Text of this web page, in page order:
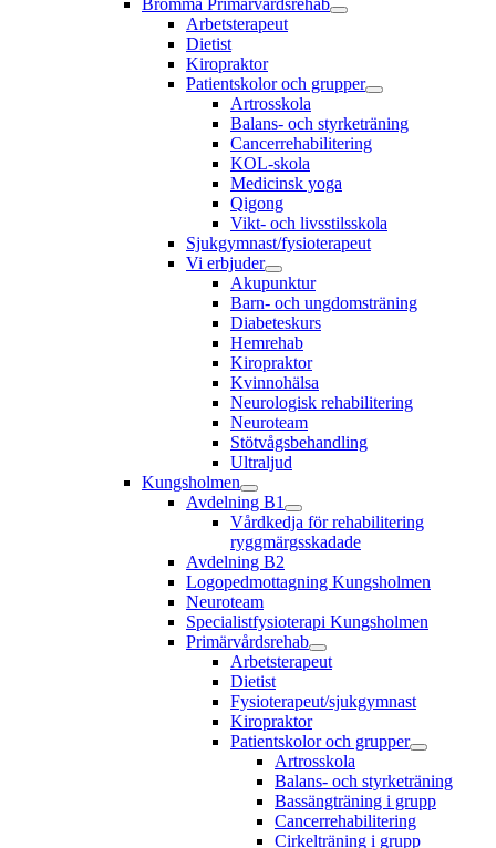
Bromma Primärvårdsrehab
Arbetsterapeut
Dietist
Kiropraktor
Patientskolor och grupper
Artrosskola
Balans- och styrketräning
Cancerrehabilitering
KOL-skola
Medicinsk yoga
Qigong
Vikt- och livsstilsskola
Sjukgymnast/fysioterapeut
Vi erbjuder
Akupunktur
Barn- och ungdomsträning
Diabeteskurs
Hemrehab
Kiropraktor
Kvinnohälsa
Neurologisk rehabilitering
Neuroteam
Stötvågsbehandling
Ultraljud
Kungsholmen
Avdelning B1
Vårdkedja för rehabilitering
ryggmärgsskadade
Avdelning B2
Logopedmottagning Kungsholmen
Neuroteam
Specialistfysioterapi Kungsholmen
Primärvårdsrehab
Arbetsterapeut
Dietist
Fysioterapeut/sjukgymnast
Kiropraktor
Patientskolor och grupper
Artrosskola
Balans- och styrketräning
Bassängträning i grupp
Cancerrehabilitering
Cirkelträning i grupp